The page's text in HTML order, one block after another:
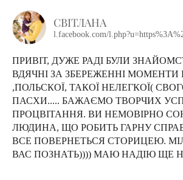
СВІТЛАНА
ПРИВІТ, ДУЖЕ РАДІ БУЛИ
ВДЯЧНІ ЗА ЗБЕРЕЖЕННІ
,ПОЛЬСКОЇ, ТАКОЇ НЕЛЕГКОЇ(
ПАСХИ..... БАЖАЄМО ТВОРЧИХ
ПРОЦВІТАННЯ. ВИ НЕМОВІРНО
ЛЮДИНА, ЩО РОБИТЬ ГАРНУ
ВСЕ ПОВЕРНЕТЬСЯ СТОРИЦЕЮ.
ВАС ПОЗНАТЬ)))) МАЮ НАДІЮ ЩЕ